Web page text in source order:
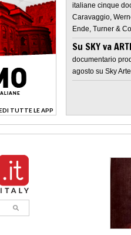
TUTTE LE APP
italiane cinque
Caravaggio,
Ende, Turner &
Su SKY va
documentario
agosto su Sky Arte